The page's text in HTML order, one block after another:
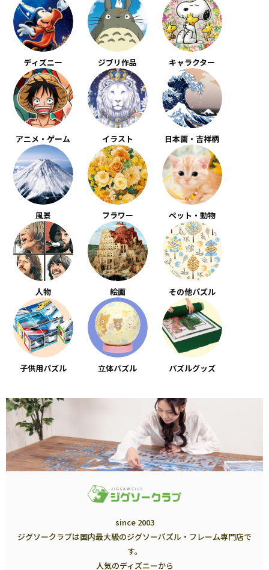
ディズニー ジブリ作品 キャラクター
アニメ・ゲーム イラスト 日本画・吉祥柄
風景 フラワー ペット・動物
人物 絵画 その他パズル
子供用パズル 立体パズル パズルグッズ
since 2003
ジグソークラブは国内最大級のジグソーパズル・フレーム専門店で
す。
人気のディズニーから